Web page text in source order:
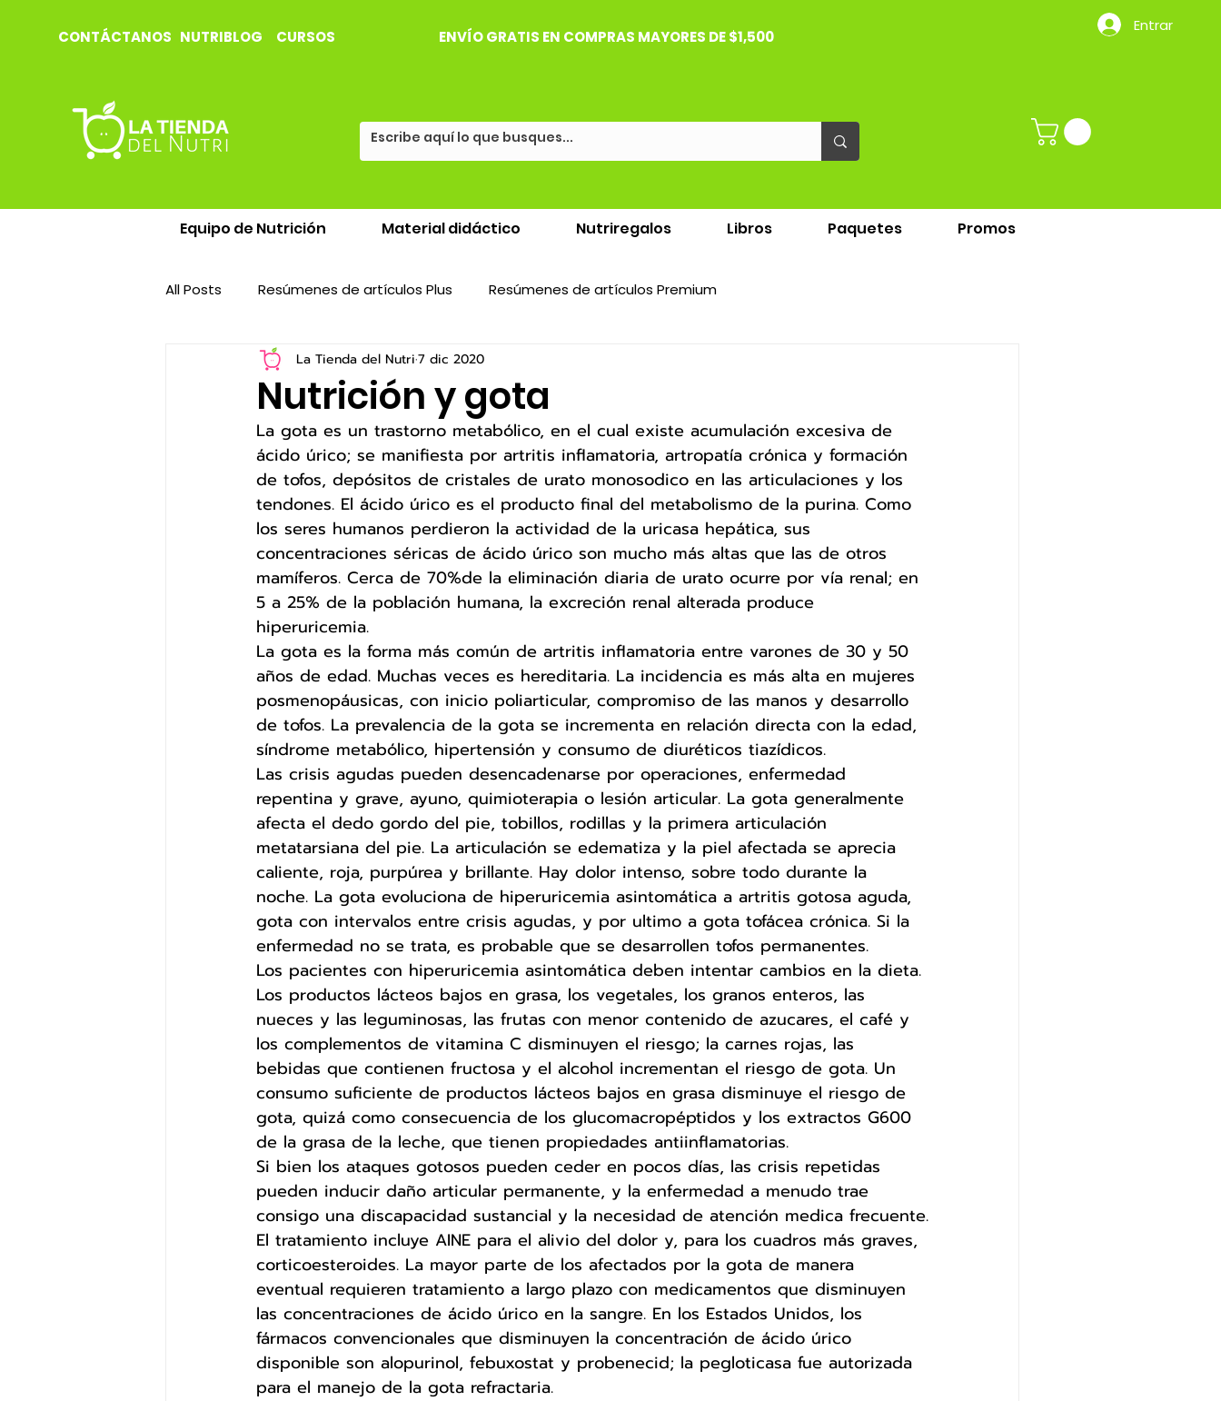
CONTÁCTANOS NUTRIBLOG CURSOS ENVÍO GRATIS EN COMPRAS MAYORES DE $1,500
Entrar
Equipo de Nutrición Material didáctico Nutriregalos Libros Paquetes Promos
All Posts Resúmenes de artículos Plus Resúmenes de artículos Premium
Nutrición y gota
La Tienda del Nutri7 dic 2020
La gota es un trastorno metabólico, en el cual existe acumulación excesiva de
ácido úrico; se manifiesta por artritis inflamatoria, artropatía crónica y formación
de tofos, depósitos de cristales de urato monosodico en las articulaciones y los
tendones. El ácido úrico es el producto final del metabolismo de la purina. Como
los seres humanos perdieron la actividad de la uricasa hepática, sus
concentraciones séricas de ácido úrico son mucho más altas que las de otros
mamíferos. Cerca de 70%de la eliminación diaria de urato ocurre por vía renal; en
5 a 25% de la población humana, la excreción renal alterada produce
hiperuricemia.
La gota es la forma más común de artritis inflamatoria entre varones de 30 y 50
años de edad. Muchas veces es hereditaria. La incidencia es más alta en mujeres
posmenopáusicas, con inicio poliarticular, compromiso de las manos y desarrollo
de tofos. La prevalencia de la gota se incrementa en relación directa con la edad,
síndrome metabólico, hipertensión y consumo de diuréticos tiazídicos.
Las crisis agudas pueden desencadenarse por operaciones, enfermedad
repentina y grave, ayuno, quimioterapia o lesión articular. La gota generalmente
afecta el dedo gordo del pie, tobillos, rodillas y la primera articulación
metatarsiana del pie. La articulación se edematiza y la piel afectada se aprecia
caliente, roja, purpúrea y brillante. Hay dolor intenso, sobre todo durante la
noche. La gota evoluciona de hiperuricemia asintomática a artritis gotosa aguda,
gota con intervalos entre crisis agudas, y por ultimo a gota tofácea crónica. Si la
enfermedad no se trata, es probable que se desarrollen tofos permanentes.
Los pacientes con hiperuricemia asintomática deben intentar cambios en la dieta.
Los productos lácteos bajos en grasa, los vegetales, los granos enteros, las
nueces y las leguminosas, las frutas con menor contenido de azucares, el café y
los complementos de vitamina C disminuyen el riesgo; la carnes rojas, las
bebidas que contienen fructosa y el alcohol incrementan el riesgo de gota. Un
consumo suficiente de productos lácteos bajos en grasa disminuye el riesgo de
gota, quizá como consecuencia de los glucomacropéptidos y los extractos G600
de la grasa de la leche, que tienen propiedades antiinflamatorias.
Si bien los ataques gotosos pueden ceder en pocos días, las crisis repetidas
pueden inducir daño articular permanente, y la enfermedad a menudo trae
consigo una discapacidad sustancial y la necesidad de atención medica frecuente.
El tratamiento incluye AINE para el alivio del dolor y, para los cuadros más graves,
corticoesteroides. La mayor parte de los afectados por la gota de manera
eventual requieren tratamiento a largo plazo con medicamentos que disminuyen
las concentraciones de ácido úrico en la sangre. En los Estados Unidos, los
fármacos convencionales que disminuyen la concentración de ácido úrico
disponible son alopurinol, febuxostat y probenecid; la pegloticasa fue autorizada
para el manejo de la gota refractaria.